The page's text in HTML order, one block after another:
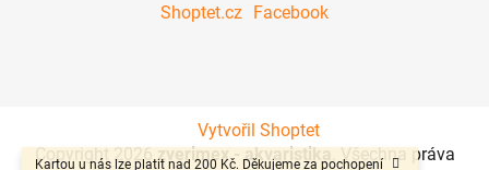
Kartou u nás lze platit nad 200 Kč. Děkujeme za pochopení
Shoptet.cz Facebook
Vytvořil Shoptet
Copyright 2026zverimex - akvaristika. Všechna práva